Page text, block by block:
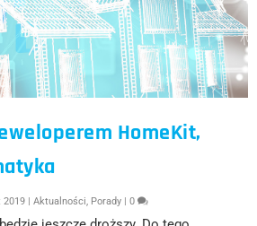
HomeKit,
2019 |Aktualności, Porady |0